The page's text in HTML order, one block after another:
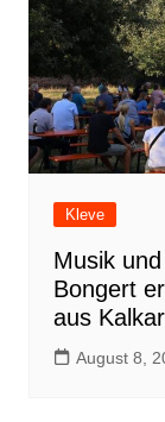
Kleve
Musik
Bongert
aus Kalkar
August 8,